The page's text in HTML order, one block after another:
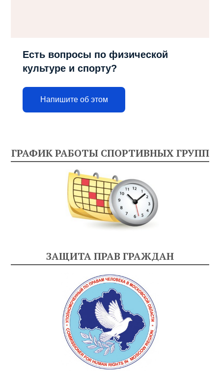
Есть вопросы по физической
культуре и спорту?
Напишите об этом
ГРАФИК РАБОТЫ СПОРТИВНЫХ ГРУПП
ЗАЩИТА ПРАВ ГРАЖДАН